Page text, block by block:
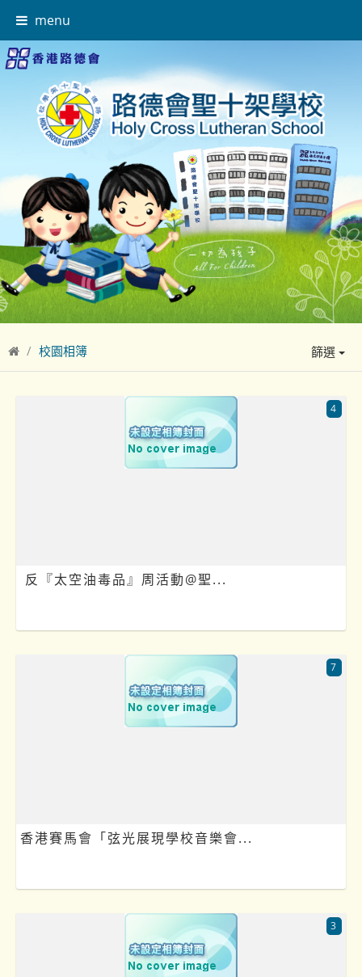
menu
校園相簿 篩選
‍️ 反『太空油毒品』周活動@聖...
4
香港賽馬會「弦光展現學校音樂會...
7
3